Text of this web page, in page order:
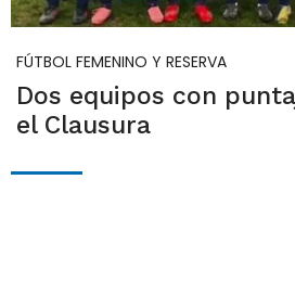
FÚTBOL FEMENINO Y RESERVA
Dos equipos con
el Clausura